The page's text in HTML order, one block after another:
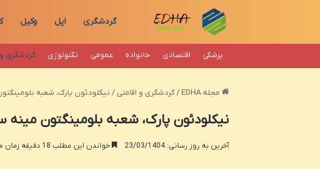
گردشگری اپل وکیل
پزشکی اقتصادی خانواده عمومی تکنولوژی گردشگری و
مجله EDHA / گردشگری و اقامتی / نیکلودئون پارک، شعبه
نیکلودئون پارک، شعبه بلومینگتون مینه
آخرین به روز رسانی: 23/03/1404 خواندن این مطلب 18 دقیقه زمان میبرد